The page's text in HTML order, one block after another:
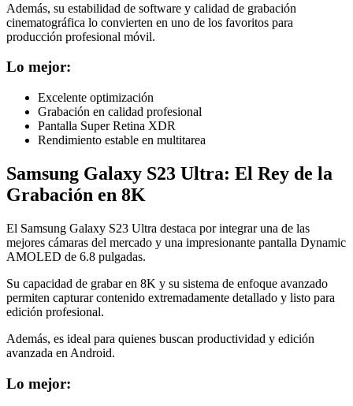
Además, su estabilidad de software y calidad de grabación
cinematográfica lo convierten en uno de los favoritos para
producción profesional móvil.
Lo mejor:
Excelente optimización
Grabación en calidad profesional
Pantalla Super Retina XDR
Rendimiento estable en multitarea
Samsung Galaxy S23 Ultra: El Rey de la
Grabación en 8K
El Samsung Galaxy S23 Ultra destaca por integrar una de las
mejores cámaras del mercado y una impresionante pantalla Dynamic
AMOLED de 6.8 pulgadas.
Su capacidad de grabar en 8K y su sistema de enfoque avanzado
permiten capturar contenido extremadamente detallado y listo para
edición profesional.
Además, es ideal para quienes buscan productividad y edición
avanzada en Android.
Lo mejor: